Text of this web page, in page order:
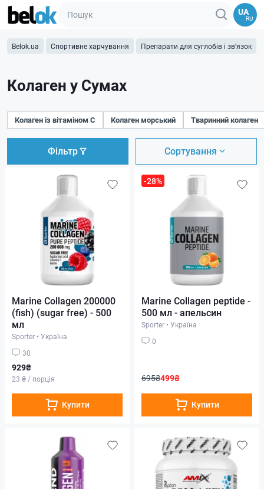
UA
RU
Belok.ua Спортивне харчування Препарати для суглобів і зв'язок
Колаген у Сумах
Колаген із вітаміном C Колаген морський Тваринний колаген
Фільтр Сортування
Marine Collagen 200000
(fish) (sugar free) - 500
мл
Sporter • Україна
30
929₴
23 ₴ / порція
Купити
-28%
Marine Collagen peptide -
500 мл - апельсин
Sporter • Україна
0
695₴499₴
Купити